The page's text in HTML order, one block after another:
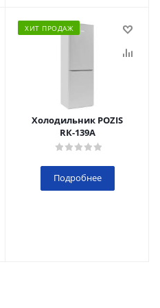
ХИТ ПРОДАЖ
Холодильник POZIS
RК-139А
Подробнее